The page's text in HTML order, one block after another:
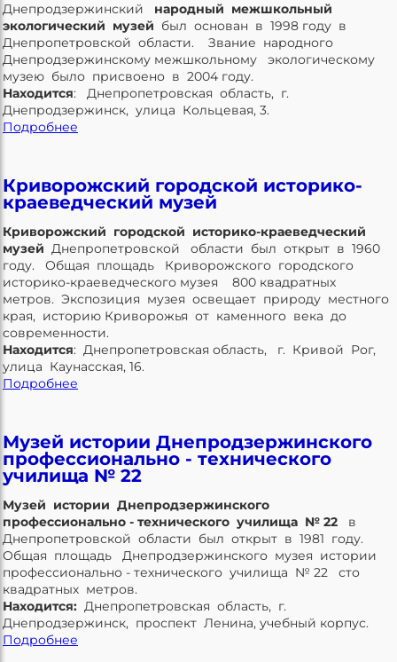
Днепродзержинский народный межшкольный
экологический музей был основан в 1998 году в
Днепропетровской области. Звание народного
Днепродзержинскому межшкольному экологическому
музею было присвоено в 2004 году.
Находится: Днепропетровская область, г.
Днепродзержинск, улица Кольцевая, 3.
Подробнее
Криворожский городской историко-
краеведческий музей
Криворожский городской историко-краеведческий
музей Днепропетровской области был открыт в 1960
году. Общая площадь Криворожского городского
историко-краеведческого музея 800 квадратных
метров. Экспозиция музея освещает природу местного
края, историю Криворожья от каменного века до
современности.
Находится: Днепропетровская область, г. Кривой Рог,
улица Каунасская, 16.
Подробнее
Музей истории Днепродзержинского
профессионально - технического
училища № 22
Музей истории Днепродзержинского
профессионально - технического училища № 22 в
Днепропетровской области был открыт в 1981 году.
Общая площадь Днепродзержинского музея истории
профессионально - технического училища № 22 сто
квадратных метров.
Находится: Днепропетровская область, г.
Днепродзержинск, проспект Ленина, учебный корпус.
Подробнее